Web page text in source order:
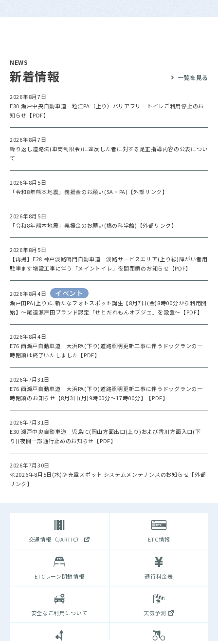
NEWS
新着情報 一覧を見る
2026年8月7日
E30 瀬戸中央自動車道 粒江PA（上り）バリアフリートイレご利用停止のお
知らせ【PDF】
2026年8月7日
繰り返し道路法(車両制限令)に違反した者に対する是正指導内容の公表につい
て
2026年8月5日
「令和8年熊本地震」義援金のお願い(SA・PA)【外部リンク】
2026年8月5日
「令和8年熊本地震」義援金のお願い(橋の科学館)【外部リンク】
2026年8月5日
【再掲】E28 神戸淡路鳴門自動車道 淡路サービスエリア(上り線)障がい者用
駐車ます増設工事に伴う「メイントイレ」夜間閉鎖のお知らせ【PDF】
2026年8月4日 イベント
瀬戸田PA(上り)に新たなフォトスポット誕生【8月7日(金)8時00分から利用開
始】～尾道瀬戸田ブランド認定「せとだれもんオブジェ」を設置～【PDF】
2026年8月4日
E76 西瀬戸自動車道 大浜PA(下り)道路照明更新工事に伴うドッグランの一
時閉鎖は終了いたしました【PDF】
2026年7月31日
E76 西瀬戸自動車道 大浜PA(下り)道路照明更新工事に伴うドッグランの一
時閉鎖のお知らせ【8月3日(月)9時00分～17時00分】【PDF】
2026年7月31日
E30 瀬戸中央自動車道 児島IC(岡山方面出口(上り)および香川方面入口(下
り))夜間一部通行止めのお知らせ【PDF】
2026年7月30日
≪2026年8月5日(水)≫充電スポット システムメンテナンスのお知らせ【外部
リンク】
交通情報（JARTIC） ETC情報
ETCレーン閉鎖情報 通行料金表
安全なご利用について 天気予測